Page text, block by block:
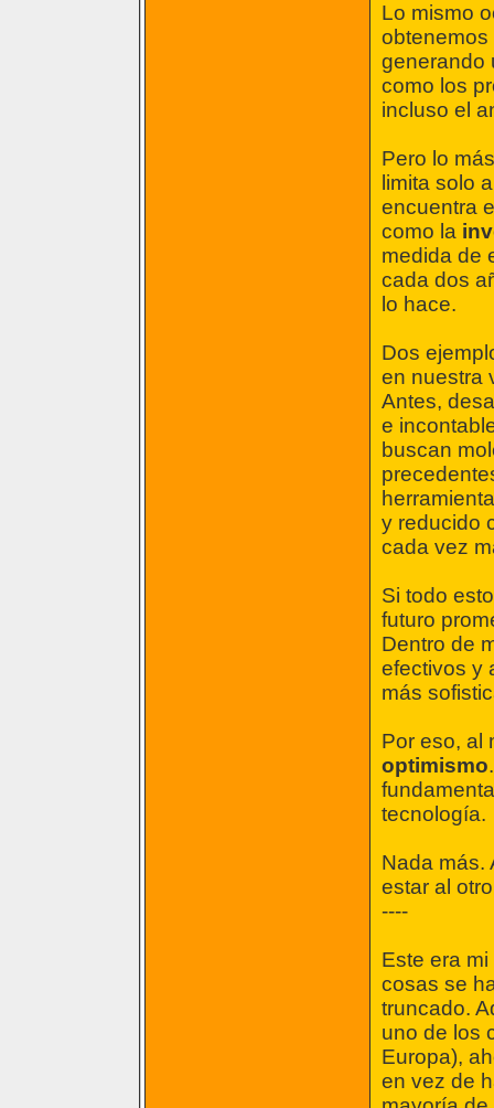
Lo mismo
obtenemos
generando
como los
incluso el
Pero lo
limita solo
encuentra
como la
medida de
cada dos
lo hace.
Dos
en nuestra
Antes,
e
buscan
y reducido
cada vez
Si todo
futuro
Dentro de
efectivos y
más
Por eso, al
optimismo
tecnología.
Nada más.
estar al
----
Este era
cosas se
truncado.
uno de los
Europa),
en vez de